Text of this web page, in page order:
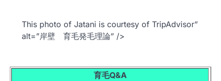
This photo of Jatani is courtesy of TripAdvisor”
alt=”岸壁 育毛発毛理論” />
育毛Q&A